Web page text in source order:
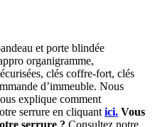
et porte blindée
organigramme,
clés coffre-fort, clés
d’immeuble. Nous
explique comment
serrure en cliquant ici. Vous
serrure ? Consultez notre